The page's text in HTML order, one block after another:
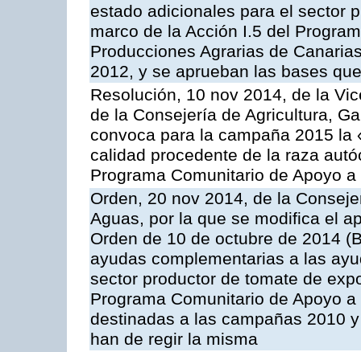
estado adicionales para el sector
marco de la Acción I.5 del
Producciones Agrarias de
2012, y se aprueban las bases
Resolución, 10 nov 2014, de la
de la Consejería de Agricultura,
convoca para la campaña 2015
calidad procedente de la raza
Programa Comunitario de Apoyo
Orden, 20 nov 2014, de la
Aguas, por la que se modifica el
Orden de 10 de octubre de 2014
ayudas complementarias a las
sector productor de tomate de
Programa Comunitario de Apoyo
destinadas a las campañas 2010
han de regir la misma